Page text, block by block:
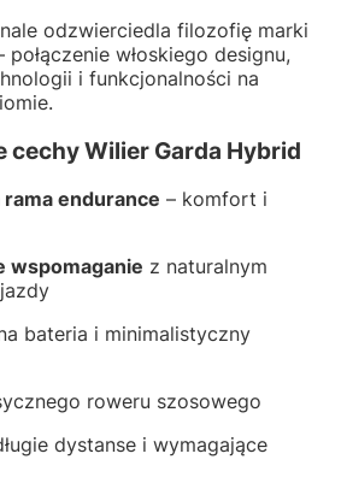
odzwierciedla filozofię marki
połączenie włoskiego designu,
i funkcjonalności na
cechy Wilier Garda Hybrid
endurance – komfort i
wspomaganie z naturalnym
bateria i minimalistyczny
roweru szosowego
dystanse i wymagające